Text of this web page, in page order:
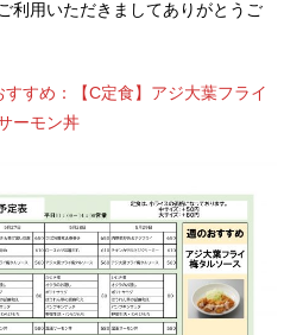
利用いただきましてありがとうご
すめ：【C定食】アジ大葉フライ
ーモン丼